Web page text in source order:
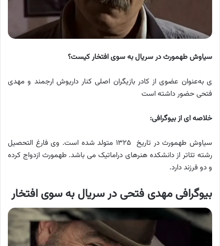
سیاوش طهمورث در سریال به سوی افتخار کیست؟
ی به‌عنوان عضوی از کادر بازیگران اصلی کنار داریوش ارجمند و مهدی
فتحی حضور داشته است
خلاصه ای از بیوگرافی:
سیاوش طهمورث در تاریخ ۱۳۲۵ متولد شده است. وی فارغ التحصیل
رشته تئاتر از دانشکده هنرهای دراماتیک می باشد. طهمورث ازدواج کرده
و دو فرزند دارد.
بیوگرافی مهدی فتحی در سریال به سوی افتخار